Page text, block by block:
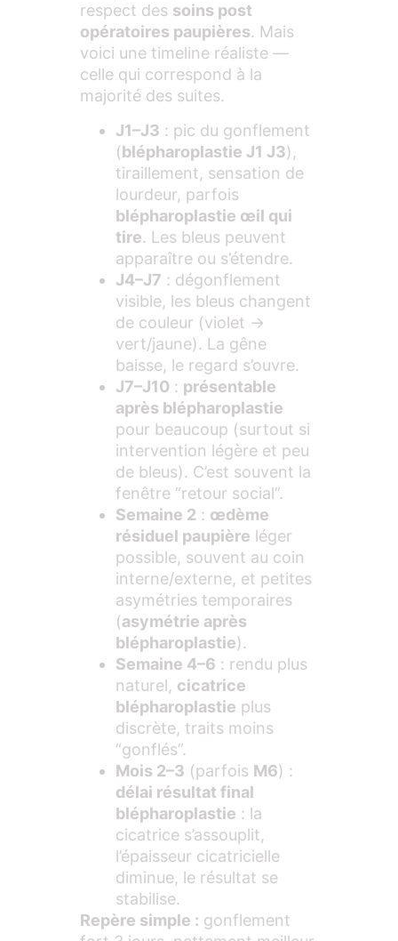
respect des soins post
opératoires paupières. Mais
voici une timeline réaliste —
celle qui correspond à la
majorité des suites.
J1–J3 : pic du gonflement
(blépharoplastie J1 J3),
tiraillement, sensation de
lourdeur, parfois
blépharoplastie œil qui
tire. Les bleus peuvent
apparaître ou s’étendre.
J4–J7 : dégonflement
visible, les bleus changent
de couleur (violet →
vert/jaune). La gêne
baisse, le regard s’ouvre.
J7–J10 : présentable
après blépharoplastie
pour beaucoup (surtout si
intervention légère et peu
de bleus). C’est souvent la
fenêtre “retour social”.
Semaine 2 : œdème
résiduel paupière léger
possible, souvent au coin
interne/externe, et petites
asymétries temporaires
(asymétrie après
blépharoplastie).
Semaine 4–6 : rendu plus
naturel, cicatrice
blépharoplastie plus
discrète, traits moins
“gonflés”.
Mois 2–3 (parfois M6) :
délai résultat final
blépharoplastie : la
cicatrice s’assouplit,
l’épaisseur cicatricielle
diminue, le résultat se
stabilise.
Repère simple : gonflement